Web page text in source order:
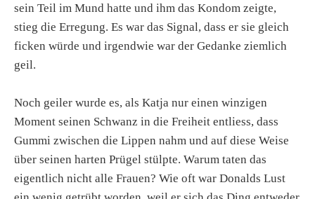
sein Teil im Mund hatte und ihm das Kondom zeigte,
stieg die Erregung. Es war das Signal, dass er sie gleich
ficken würde und irgendwie war der Gedanke ziemlich
geil.
Noch geiler wurde es, als Katja nur einen winzigen
Moment seinen Schwanz in die Freiheit entliess, dass
Gummi zwischen die Lippen nahm und auf diese Weise
über seinen harten Prügel stülpte. Warum taten das
eigentlich nicht alle Frauen? Wie oft war Donalds Lust